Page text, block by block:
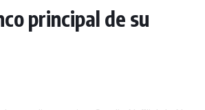
principal de su